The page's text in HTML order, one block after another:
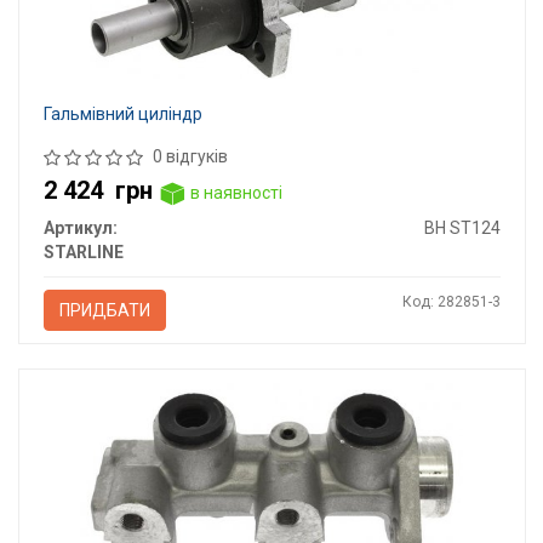
Гальмівний циліндр
0 відгуків
2 424 грн
в наявності
Артикул:
BH ST124
STARLINE
ПРИДБАТИ Код: 282851-3